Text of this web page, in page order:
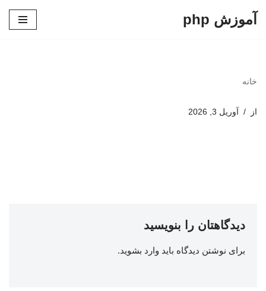
آموزش php
خانه
از آوریل 3, 2026
دیدگاهتان را بنویسید
برای نوشتن دیدگاه باید وارد بشوید.